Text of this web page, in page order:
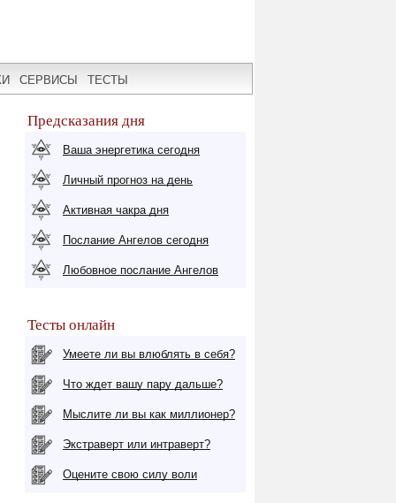
СЕРВИСЫ ТЕСТЫ
Предсказания дня
Ваша энергетика сегодня
Личный прогноз на день
Активная чакра дня
Послание Ангелов сегодня
Любовное послание Ангелов
Тесты онлайн
Умеете ли вы влюблять в себя?
Что ждет вашу пару дальше?
Мыслите ли вы как миллионер?
Экстраверт или интраверт?
Оцените свою силу воли